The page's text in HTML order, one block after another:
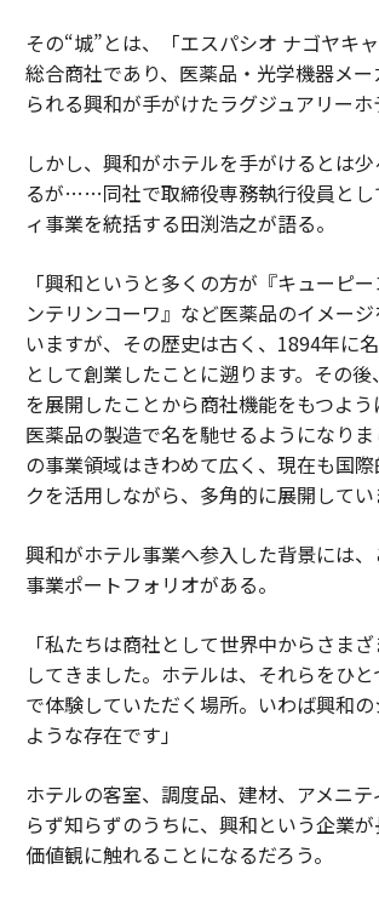
その“城”とは、「エスパシオ ナゴヤキ
総合商社であり、医薬品・光学機器メ
られる興和が手がけたラグジュアリーホ
しかし、興和がホテルを手がけるとは
るが……同社で取締役専務執行役員とし
ィ事業を統括する田渕浩之が語る。
「興和というと多くの方が『キューピ
ンテリンコーワ』など医薬品のイメー
いますが、その歴史は古く、1894年に
として創業したことに遡ります。その
を展開したことから商社機能をもつよう
医薬品の製造で名を馳せるようになり
の事業領域はきわめて広く、現在も国
クを活用しながら、多角的に展開してい
興和がホテル事業へ参入した背景には
事業ポートフォリオがある。
「私たちは商社として世界中からさま
してきました。ホテルは、それらをひ
で体験していただく場所。いわば興和
ような存在です」
ホテルの客室、調度品、建材、アメニ
らず知らずのうちに、興和という企業
価値観に触れることになるだろう。